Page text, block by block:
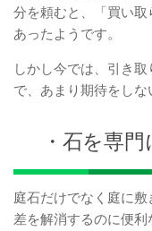
分を頼むと、「買い
あったようです。
しかし今では、引き
で、あまり期待をしな
・石を専
庭石だけでなく庭に
差を解消するのに便